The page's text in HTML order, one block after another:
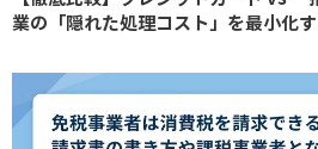
業の「隠れた処理コスト」を最小化